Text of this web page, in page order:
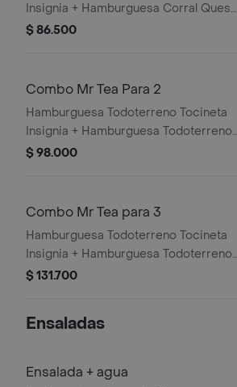
Insignia + Hamburguesa Corral Queso
+ 2 papas grandes + 2 bebidas
$ 86.500
Combo Mr Tea Para 2
Hamburguesa Todoterreno Tocineta
Insignia + Hamburguesa Todoterreno
Callejera + 2 papas grandes + 2 Mr
$ 98.000
Combo Mr Tea para 3
Hamburguesa Todoterreno Tocineta
Insignia + Hamburguesa Todoterreno
Callejera + 2 papas grandes + 2 Mr
$ 131.700
Ensaladas
Ensalada + agua